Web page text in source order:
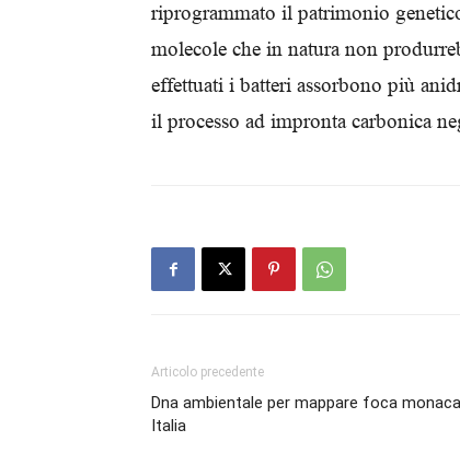
riprogrammato il patrimonio
molecole che in natura non
effettuati i batteri assorbono più
il processo ad impronta carbonica
Articolo precedente
Dna ambientale per mappare foca
Italia